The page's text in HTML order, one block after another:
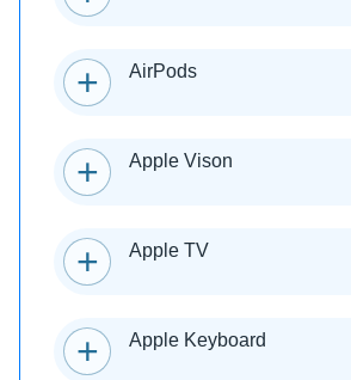
AirPods
Apple Vison
Apple TV
Apple Keyboard